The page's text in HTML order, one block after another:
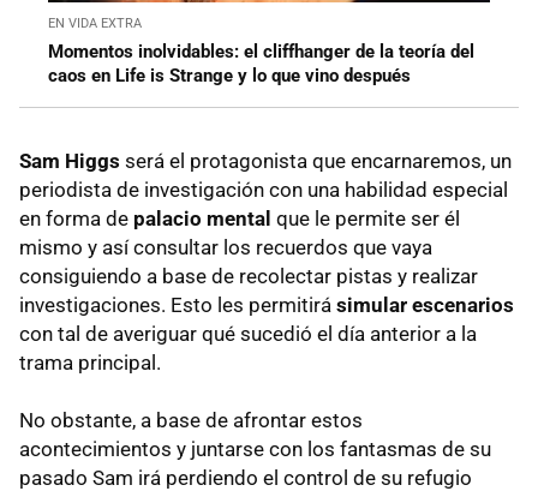
EN VIDA EXTRA
Momentos inolvidables: el cliffhanger de la teoría del
caos en Life is Strange y lo que vino después
Sam Higgs será el protagonista que encarnaremos, un
periodista de investigación con una habilidad especial
en forma de palacio mental que le permite ser él
mismo y así consultar los recuerdos que vaya
consiguiendo a base de recolectar pistas y realizar
investigaciones. Esto les permitirá simular escenarios
con tal de averiguar qué sucedió el día anterior a la
trama principal.
No obstante, a base de afrontar estos
acontecimientos y juntarse con los fantasmas de su
pasado Sam irá perdiendo el control de su refugio